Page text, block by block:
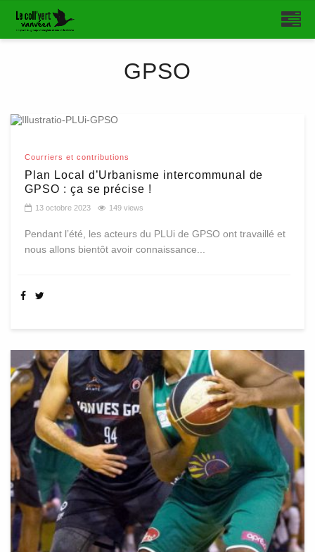
GPSO
Courriers et contributions
Plan Local d’Urbanisme intercommunal de
GPSO : ça se précise !
13 octobre 2023 149 views
Pendant l’été, les acteurs du PLUi de GPSO ont travaillé et
nous allons bientôt avoir connaissance...